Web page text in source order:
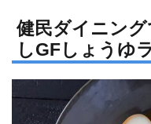
e
c
e
b
o
健民ダイニン
しGFしょうゆ